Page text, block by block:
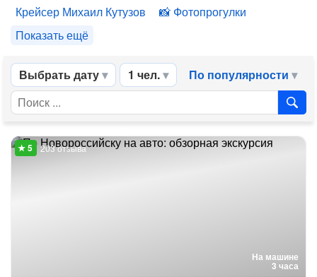
Крейсер Михаил Кутузов
Фотопрогулки
Показать ещё
Выбрать дату 1 чел. По популярности
На машине
3 часа
203 отзыва